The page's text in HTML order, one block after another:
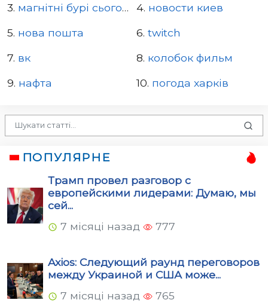
3. магнітні бурі сьогодні 4. новости киев
5. нова пошта 6. twitch
7. вк 8. колобок фильм
9. нафта 10. погода харків
ПОПУЛЯРНЕ
Трамп провел разговор с
европейскими лидерами: Думаю, мы
сей...
7 місяці назад
777
Axios: Следующий раунд переговоров
между Украиной и США може...
7 місяці назад
765